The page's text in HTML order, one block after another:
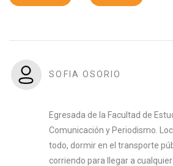
SOFIA OSORIO
Egresada de la Facultad de
Comunicación y Periodismo.
todo, dormir en el transporte
corriendo para llegar a